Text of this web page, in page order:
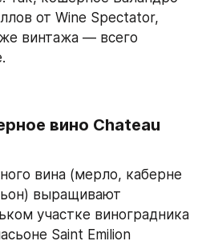
от Wine Spectator,
же винтажа — всего
вино Chateau
вина (мерло, каберне
выращивают
участке виноградника
Saint Emilion